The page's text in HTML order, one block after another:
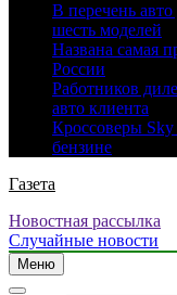
В перечень
шесть моделей
Названа самая
России
Работников
авто клиента
Кроссоверы
бензине
Газета
Новостная рассылка
Случайные новости
Меню